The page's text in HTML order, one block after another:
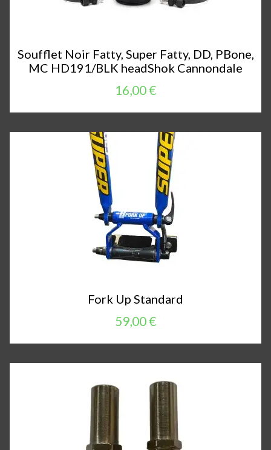
Soufflet Noir Fatty, Super Fatty, DD, PBone,
MC HD191/BLK headShok Cannondale
16,00 €
Fork Up Standard
59,00 €